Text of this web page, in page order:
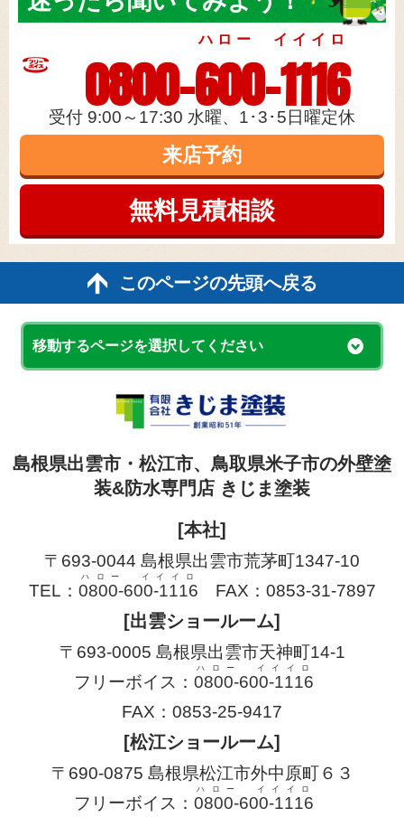
このページの先頭へ戻る
移動するページを選択してください
島根県出雲市・松江市、鳥取県米子市の外壁塗
装&防水専門店 きじま塗装
[本社]
TEL：0800-600-1116
ハロー イイイロ
FAX：0853-31-7897
[出雲ショールーム]
〒693-0005 島根県出雲市天神町14-1
フリーボイス：0800-600-1116
ハロー イイイロ
FAX：0853-25-9417
[松江ショールーム]
〒690-0875 島根県松江市外中原町６３
フリーボイス： 0800-600-1116
ハロー イイイロ
FAX：0852-67-2779
[米子ショールーム]
〒683-0004 鳥取県米子市上福原5丁目5-83
フリーボイス： 0800-600-1116
ハロー イイイロ
FAX：0859-30-3314